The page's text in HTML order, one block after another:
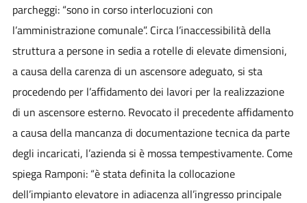
parcheggi: “sono in corso interlocuzioni con
l’amministrazione comunale”. Circa l’inaccessibilità della
struttura a persone in sedia a rotelle di elevate dimensioni,
a causa della carenza di un ascensore adeguato, si sta
procedendo per l’affidamento dei lavori per la realizzazione
di un ascensore esterno. Revocato il precedente affidamento
a causa della mancanza di documentazione tecnica da parte
degli incaricati, l’azienda si è mossa tempestivamente. Come
spiega Ramponi: “è stata definita la collocazione
dell’impianto elevatore in adiacenza all’ingresso principale